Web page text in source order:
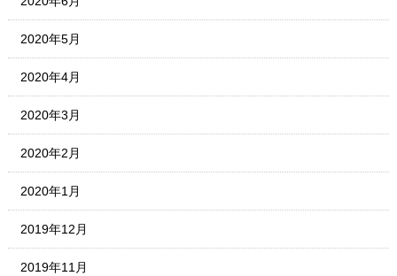
2020年5月
2020年4月
2020年3月
2020年2月
2020年1月
2019年12月
2019年11月